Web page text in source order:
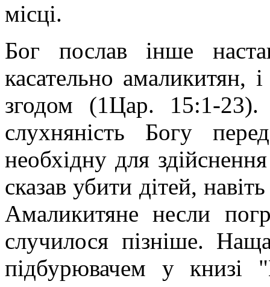
місці.
Бог послав інше
касательно амаликитян,
згодом (1Цар. 15:1-
слухняність Богу
необхідну для
сказав убити дітей,
Амаликитяне несли
случилося пізніше.
підбурювачем у